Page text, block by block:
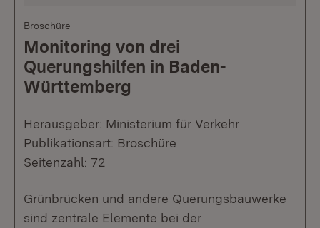
Broschüre
Monitoring von drei
Querungshilfen in Baden-
Württemberg
Herausgeber: Ministerium für Verkehr
Publikationsart: Broschüre
Seitenzahl: 72
Grünbrücken und andere Querungsbauwerke
sind zentrale Elemente bei der